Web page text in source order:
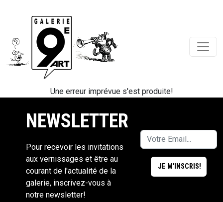
Une erreur imprévue s'est produite!
NEWSLETTER
Pour recevoir les invitations
aux vernissages et être au
courant de l'actualité de la
galerie, inscrivez-vous à
notre newsletter!